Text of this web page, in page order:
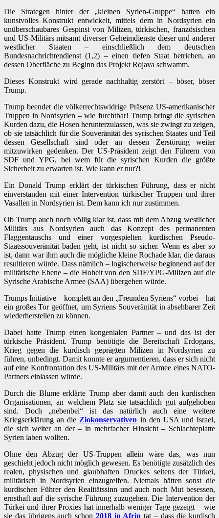
Die Strategen hinter der „kleinen Syrien-Gruppe“ hatten ein
kunstvolles Konstrukt entwickelt, mittels dem in Nordsyrien ein
unüberschaubares Gespinst von Milizen, türkischen, französischen
und US-Militärs mitsamt diverser Geheimdienste dieser und anderer
westlicher Staaten – einschließlich dem deutschen
Bundesnachrichtendienst (1,2) – einen tiefen Staat betrieben, an
dessen Oberfläche zu Beginn das Projekt Rojava schwamm.
Dieses Konstrukt wird gerade nachhaltig zerstört – böser, böser
Trump.
Trump beendet die völkerrechtswidrige Präsenz US-amerikanischer
Truppen in Nordsyrien – wie furchtbar! Trump bringt die syrischen
Kurden dazu, die Hosen herunterzulassen, was sie zwingt zu zeigen,
ob sie tatsächlich für die Souveränität des syrischen Staates und Teil
dessen Gesellschaft sind oder an dessen Zerstörung weiter
mitzuwirken gedenken. Der US-Präsident zeigt den Führern von
SDF und YPG, bei wem für die syrischen Kurden die größte
Sicherheit zu erwarten ist. Wie kann er nur?!
Ein Donald Trump erklärt der türkischen Führung, dass er nicht
einverstanden mit einer Intervention türkischer Truppen und ihrer
Vasallen in Nordsyrien ist. Dem kann ich nur zustimmen.
Ob Trump auch noch völlig klar ist, dass mit dem Abzug westlicher
Militärs aus Nordsyrien auch das Konzept des permanenten
Flaggentauschs und einer vorgespielten kurdischen Pseudo-
Staatssouveränität baden geht, ist nicht so sicher. Wenn es aber so
ist, dann war ihm auch die mögliche kleine Rochade klar, die daraus
resultieren würde. Dass nämlich – logischerweise beginnend auf der
militärische Ebene – die Hoheit von den SDF/YPG-Milizen auf die
Syrische Arabische Armee (SAA) übergehen würde.
Trumps Initiative – komplett an den „Freunden Syriens“ vorbei – hat
ein großes Tor geöffnet, um Syriens Souveränität in absehbarer Zeit
wiederherstellen zu können.
Dabei hatte Trump einen kongenialen Partner – und das ist der
türkische Präsident. Trump benötigte die Bereitschaft Erdogans,
Krieg gegen die kurdisch geprägten Milizen in Nordsyrien zu
führen, unbedingt. Damit konnte er argumentieren, dass er sich nicht
auf eine Konfrontation des US-Militärs mit der Armee eines NATO-
Partners einlassen würde.
Durch die Blume erklärte Trump aber damit auch den kurdischen
Organisationen, an welchem Platz sie tatsächlich gut aufgehoben
sind. Doch „nebenbei“ ist das natürlich auch eine weitere
Kriegserklärung an dieZiokonservativen in den USA und Israel,
die sich weiter an der – in mehrfacher Hinsicht – Schlachteplatte
Syrien laben wollten.
Ohne den Abzug der US-Truppen allein wäre das, was nun
geschieht jedoch nicht möglich gewesen. Es benötigte zusätzlich des
realen, physischen und glaubhaften Druckes seitens der Türkei,
militärisch in Nordsyrien einzugreifen. Niemals hätten sonst die
kurdischen Führer den Realitätssinn und auch noch Mut besessen,
ernsthaft auf die syrische Führung zuzugehen. Die Intervention der
Türkei und ihrer Proxies hat innerhalb weniger Tage gezeigt – wie
sie das übrigens auch schon 2018 in Afrin tat – dass die kurdisch